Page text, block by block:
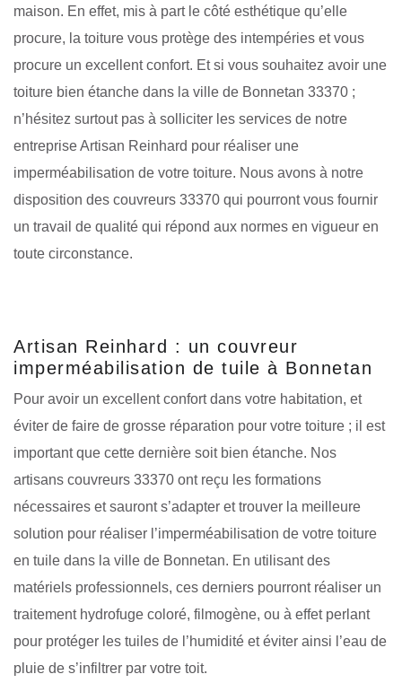
maison. En effet, mis à part le côté esthétique qu’elle
procure, la toiture vous protège des intempéries et vous
procure un excellent confort. Et si vous souhaitez avoir une
toiture bien étanche dans la ville de Bonnetan 33370 ;
n’hésitez surtout pas à solliciter les services de notre
entreprise Artisan Reinhard pour réaliser une
imperméabilisation de votre toiture. Nous avons à notre
disposition des couvreurs 33370 qui pourront vous fournir
un travail de qualité qui répond aux normes en vigueur en
toute circonstance.
Artisan Reinhard : un couvreur
imperméabilisation de tuile à Bonnetan
Pour avoir un excellent confort dans votre habitation, et
éviter de faire de grosse réparation pour votre toiture ; il est
important que cette dernière soit bien étanche. Nos
artisans couvreurs 33370 ont reçu les formations
nécessaires et sauront s’adapter et trouver la meilleure
solution pour réaliser l’imperméabilisation de votre toiture
en tuile dans la ville de Bonnetan. En utilisant des
matériels professionnels, ces derniers pourront réaliser un
traitement hydrofuge coloré, filmogène, ou à effet perlant
pour protéger les tuiles de l’humidité et éviter ainsi l’eau de
pluie de s’infiltrer par votre toit.